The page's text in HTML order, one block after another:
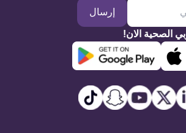
إرسال
الصحية الان!